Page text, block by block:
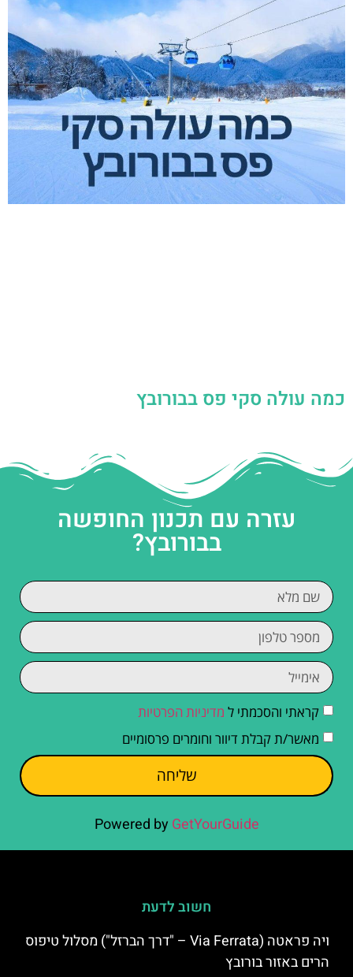
כמה עולה סקי פס בבורובץ
עזרה עם תכנון החופשה
בבורובץ?
קראתי והסכמתי ל מדיניות הפרטיות
מאשר/ת קבלת דיוור וחומרים פרסומיים
שליחה
Powered by GetYourGuide
חשוב לדעת
ויה פראטה (Via Ferrata – "דרך הברזל") מסלול טיפוס
הרים באזור בורובץ